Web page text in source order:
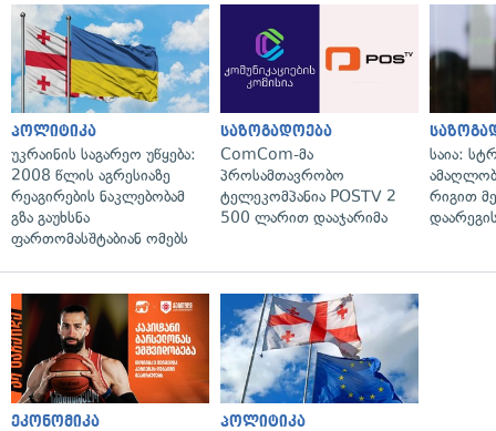
პოლიტიკა
უკრაინის საგარეო უწყება:
2008 წლის აგრესიაზე
რეაგირების ნაკლებობამ
გზა გაუხსნა
ფართომასშტაბიან ომებს
საზოგადოება
ComCom-მა
პროსამთავრობო
ტელეკომპანია POSTV 2
500 ლარით დააჯარიმა
საია:
რიგით
ეკონომიკა პოლიტიკა